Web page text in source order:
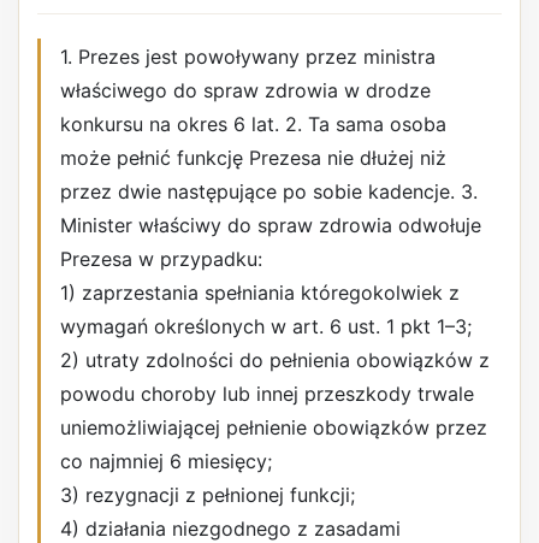
1. Prezes jest powoływany przez ministra
właściwego do spraw zdrowia w drodze
konkursu na okres 6 lat. 2. Ta sama osoba
może pełnić funkcję Prezesa nie dłużej niż
przez dwie następujące po sobie kadencje. 3.
Minister właściwy do spraw zdrowia odwołuje
Prezesa w przypadku:
1) zaprzestania spełniania któregokolwiek z
wymagań określonych w art. 6 ust. 1 pkt 1–3;
2) utraty zdolności do pełnienia obowiązków z
powodu choroby lub innej przeszkody trwale
uniemożliwiającej pełnienie obowiązków przez
co najmniej 6 miesięcy;
3) rezygnacji z pełnionej funkcji;
4) działania niezgodnego z zasadami